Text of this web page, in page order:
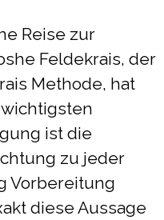
Reise zur
Feldekrais, der
Methode, hat
ist die
zu jeder
Vorbereitung
diese Aussage